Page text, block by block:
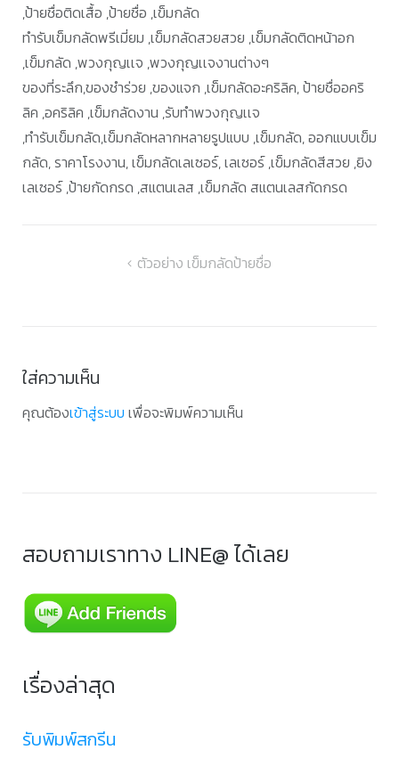
,ป้ายชื่อติดเสื้อ ,ป้ายชื่อ ,เข็มกลัด
ทำรับเข็มกลัดพรีเมี่ยม ,เข็มกลัดสวยสวย ,เข็มกลัดติดหน้าอก
,เข็มกลัด ,พวงกุญเเจ ,พวงกุญเเจงานต่างๆ
ของที่ระลึก,ของชำร่วย ,ของแจก ,เข็มกลัดอะคริลิค, ป้ายชื่ออคริ
ลิค ,อคริลิค ,เข็มกลัดงาน ,รับทำพวงกุญเเจ
,ทำรับเข็มกลัด,เข็มกลัดหลากหลายรูปแบบ ,เข็มกลัด, ออกแบบเข็ม
กลัด, ราคาโรงงาน, เข็มกลัดเลเซอร์, เลเซอร์ ,เข็มกลัดสีสวย ,ยิง
เลเซอร์ ,ป้ายกัดกรด ,สแตนเลส ,เข็มกลัด สแตนเลสกัดกรด
ตัวอย่าง เข็มกลัดป้ายชื่อ
ใส่ความเห็น
คุณต้องเข้าสู่ระบบ เพื่อจะพิมพ์ความเห็น
สอบถามเราทาง LINE@ ได้เลย
เรื่องล่าสุด
รับพิมพ์สกรีน